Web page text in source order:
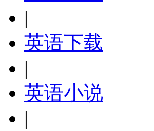
|
英语下载
|
英语小说
|